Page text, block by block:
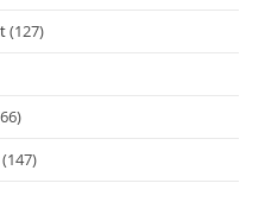
(127)
(147)